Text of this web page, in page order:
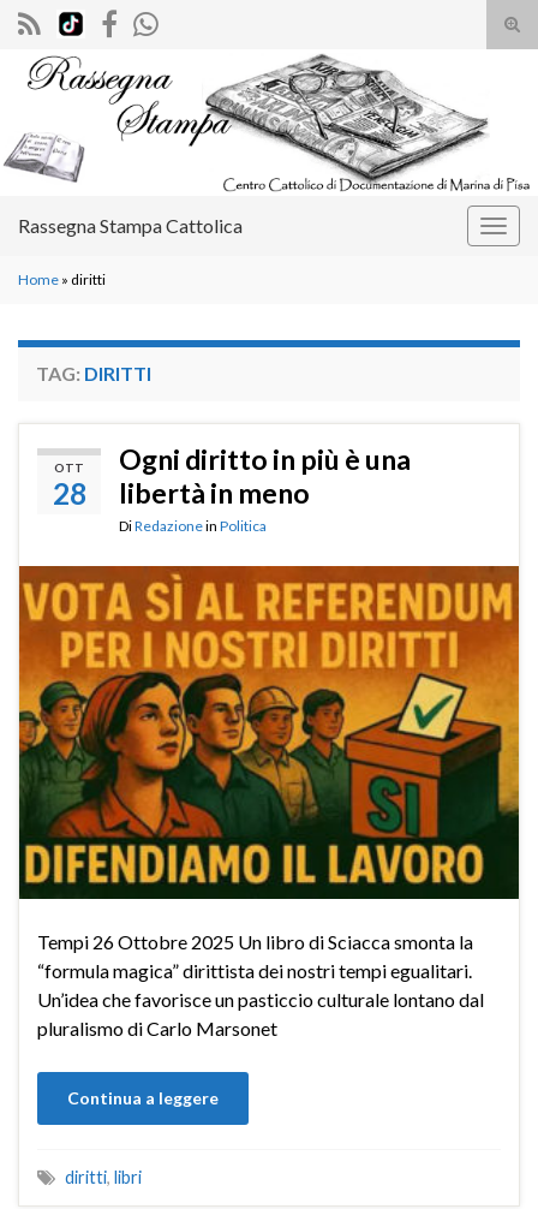
il
Search for:
Rassegna Stampa Cattolica
Home » diritti
TAG: DIRITTI
OTT
28
Ogni diritto in più è una
libertà in meno
DiRedazionein Politica
Tempi 26 Ottobre 2025 Un libro di Sciacca smonta la
“formula magica” dirittista dei nostri tempi egualitari.
Un’idea che favorisce un pasticcio culturale lontano dal
pluralismo di Carlo Marsonet
Continua a leggere
diritti, libri